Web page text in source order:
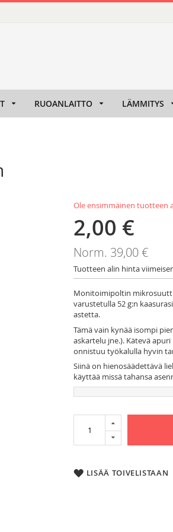
RUOANLAITTO LÄMMITYS
Ole ensimmäinen tuotteen
Tarjoushinta
2,00 €
Norm. 39,00 €
Tuotteen alin hinta
Monitoimipoltin
varustetulla 52 g:n
astetta.
Tämä vain kynää isompi
askartelu jne.). Kätevä
onnistuu työkalulla hyvin
Siinä on hienosäädettävä
käyttää missä tahansa
LISÄÄ TOIVELISTAAN